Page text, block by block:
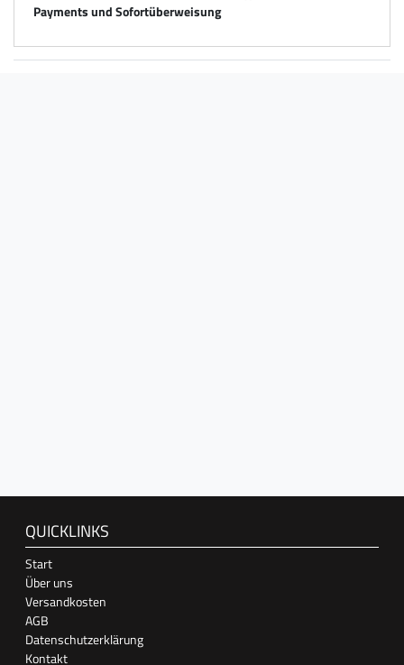
Payments und Sofortüberweisung
QUICKLINKS
Start
Über uns
Versandkosten
AGB
Datenschutzerklärung
Kontakt